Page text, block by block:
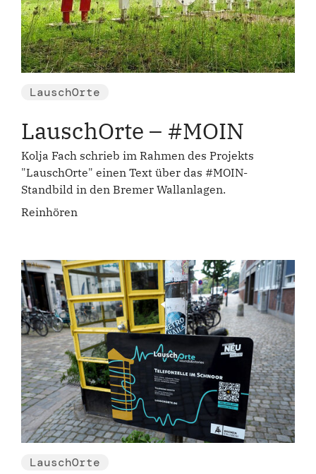
LauschOrte
LauschOrte – #MOIN
Kolja Fach schrieb im Rahmen des Projekts
"LauschOrte" einen Text über das #MOIN-
Standbild in den Bremer Wallanlagen.
Reinhören
LauschOrte